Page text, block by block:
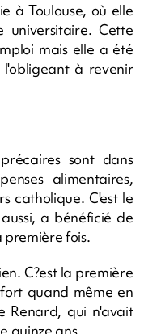
à Toulouse, où elle
universitaire. Cette
mais elle a été
l'obligeant à revenir
sont dans
alimentaires,
catholique. C'est le
a bénéficié de
première fois.
C?est la première
quand même en
Renard, qui n'avait